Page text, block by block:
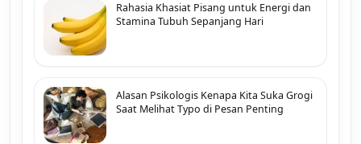
Rahasia Khasiat Pisang untuk Energi dan
Stamina Tubuh Sepanjang Hari
Alasan Psikologis Kenapa Kita Suka Grogi
Saat Melihat Typo di Pesan Penting